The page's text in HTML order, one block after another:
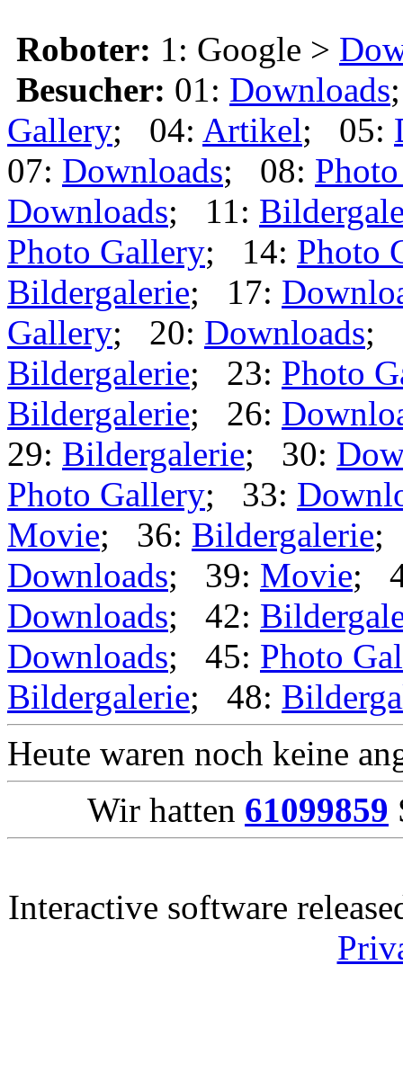
Roboter: 1: Google >
Besucher: 01: Downloads
Gallery; 04: Artikel; 05:
07: Downloads; 08:
Downloads; 11:
Photo Gallery; 14: Photo
Bildergalerie; 17:
Gallery; 20: Downloads;
Bildergalerie; 23: Photo
Bildergalerie; 26:
29: Bildergalerie; 30:
Photo Gallery; 33:
Movie; 36: Bildergalerie;
Downloads; 39: Movie;
Downloads; 42:
Downloads; 45: Photo
Bildergalerie; 48:
Heute waren noch keine
Wir hatten 61099859
Interactive software